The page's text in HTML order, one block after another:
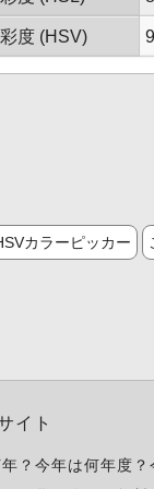
彩度 (HSV)
カラーピッカー
イト
？今年は何年度